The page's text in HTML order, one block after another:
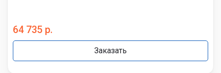
64 735 р.
Заказать